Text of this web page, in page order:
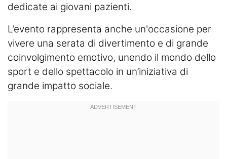
dedicate ai giovani pazienti.
L’evento rappresenta anche un'occasione per
vivere una serata di divertimento e di grande
coinvolgimento emotivo, unendo il mondo dello
sport e dello spettacolo in un’iniziativa di
grande impatto sociale.